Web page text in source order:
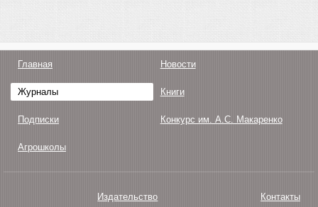
Главная Новости
Журналы Книги
Подписки Конкурс им. А.С. Макаренко
Агрошколы
Издательство Контакты